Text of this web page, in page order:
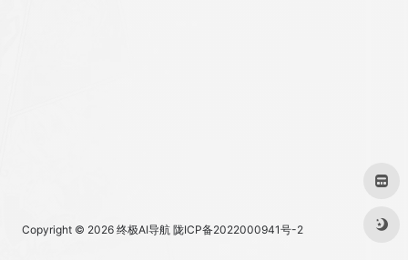
Copyright © 2026 终极AI导航 陇ICP备2022000941号-2